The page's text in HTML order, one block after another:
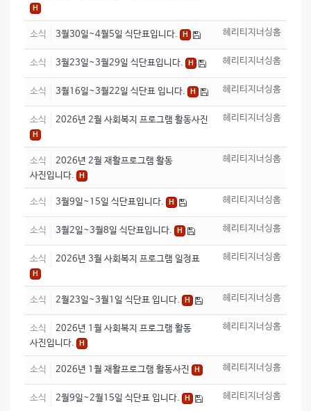
H
소식 3월30일~4월5일 식단표입니다. H 헤리티지너싱홈
소식 3월23일~3월29일 식단표입니다. H 헤리티지너싱홈
소식 3월16일~3월22일 식단표 입니다. H 헤리티지너싱홈
소식 2026년 2월 사회복지 프로그램 활동사진
H
헤리티지너싱홈
소식
2026년 2월 재활프로그램 활동
사진입니다.
H
헤리티지너싱홈
소식 3월9일~15일 식단표입니다. H 헤리티지너싱홈
소식 3월2일~3월8일 식단표입니다. H 헤리티지너싱홈
소식 2026년 3월 사회복지 프로그램 일정표
H
헤리티지너싱홈
소식 2월23일~3월1일 식단표 입니다. H 헤리티지너싱홈
소식
2026년 1월 사회복지 프로그램 활동
사진입니다.
H
헤리티지너싱홈
소식 2026년 1월 재활프로그램 활동사진 H 헤리티지너싱홈
소식 2월9일~2월15일 식단표 입니다. H 헤리티지너싱홈